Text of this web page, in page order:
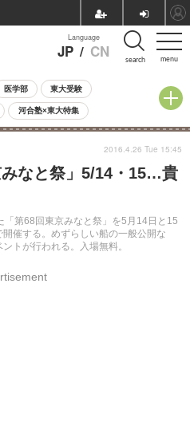
menu
Language
JP / CN search
医学部 東大受験
河合塾×東大特集
中学受験 小学校受験
過去問 人気記事
なと祭」5/14・15…貴
第68回東京みなと祭」を5月14日と15
催する。めずらしい船の一般公開な
トが行われる。入場無料。
2016.4.26 Tue 15:45